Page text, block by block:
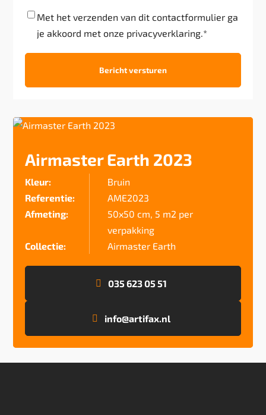
Akkoord*
Met het verzenden van dit contactformulier ga
je akkoord met onze privacyverklaring.*
Airmaster Earth 2023
Kleur:
Bruin
Referentie:
AME2023
Afmeting:
50x50 cm, 5 m2 per
verpakking
Collectie:
Airmaster Earth
035 623 05 51
info@artifax.nl